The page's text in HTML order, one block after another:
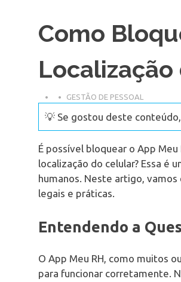
Como
GESTÃO DE PESSOAL
💡 Se gostou deste
É possível bloquear o App
localização do celular? Essa é
humanos. Neste artigo,
legais e práticas.
Entendendo a
O App Meu RH, como muitos
para funcionar corretamente.